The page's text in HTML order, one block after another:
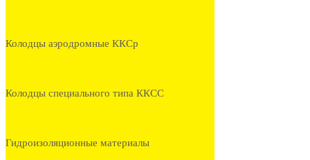
Колодцы аэродромные ККСр
Колодцы специального типа ККСС
Гидроизоляционные материалы